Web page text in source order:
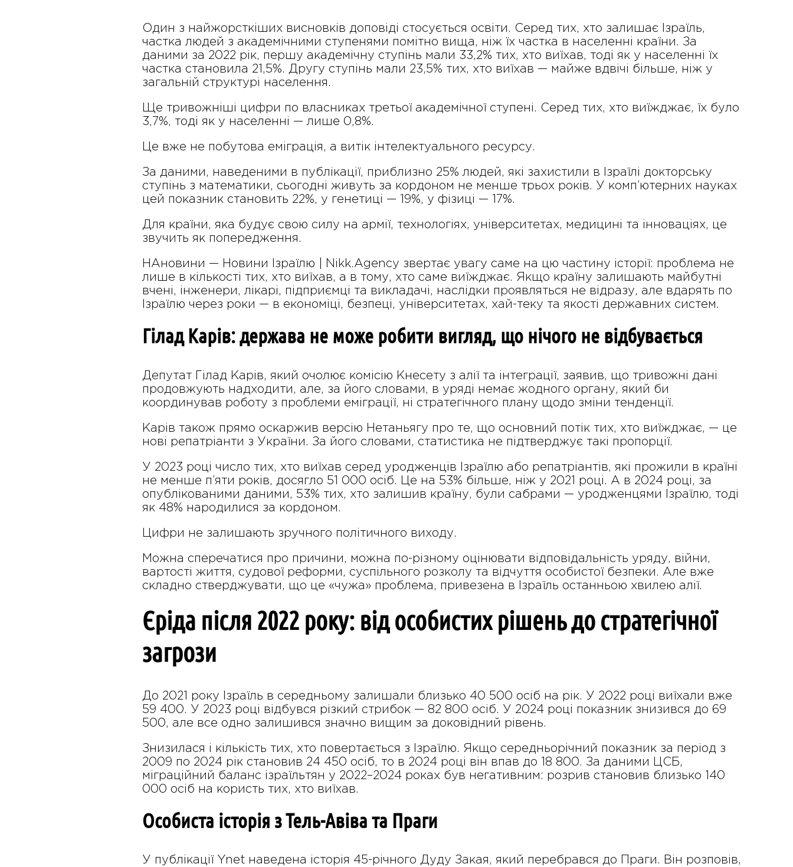
Один з найжорсткіших висновків доповіді стосується освіти. Серед тих, хто залишає Ізраїль,
частка людей з академічними ступенями помітно вища, ніж їх частка в населенні країни. За
даними за 2022 рік, першу академічну ступінь мали 33,2% тих, хто виїхав, тоді як у населенні їх
частка становила 21,5%. Другу ступінь мали 23,5% тих, хто виїхав — майже вдвічі більше, ніж у
загальній структурі населення.
Ще тривожніші цифри по власниках третьої академічної ступені. Серед тих, хто виїжджає, їх було
3,7%, тоді як у населенні — лише 0,8%.
Це вже не побутова еміграція, а витік інтелектуального ресурсу.
За даними, наведеними в публікації, приблизно 25% людей, які захистили в Ізраїлі докторську
ступінь з математики, сьогодні живуть за кордоном не менше трьох років. У комп’ютерних науках
цей показник становить 22%, у генетиці — 19%, у фізиці — 17%.
Для країни, яка будує свою силу на армії, технологіях, університетах, медицині та інноваціях, це
звучить як попередження.
НАновини — Новини Ізраїлю | Nikk.Agency звертає увагу саме на цю частину історії: проблема не
лише в кількості тих, хто виїхав, а в тому, хто саме виїжджає. Якщо країну залишають майбутні
вчені, інженери, лікарі, підприємці та викладачі, наслідки проявляться не відразу, але вдарять по
Ізраїлю через роки — в економіці, безпеці, університетах, хай-теку та якості державних систем.
Гілад Карів: держава не може робити вигляд, що нічого не відбувається
Депутат Гілад Карів, який очолює комісію Кнесету з алії та інтеграції, заявив, що тривожні дані
продовжують надходити, але, за його словами, в уряді немає жодного органу, який би
координував роботу з проблеми еміграції, ні стратегічного плану щодо зміни тенденції.
Карів також прямо оскаржив версію Нетаньягу про те, що основний потік тих, хто виїжджає, — це
нові репатріанти з України. За його словами, статистика не підтверджує такі пропорції.
У 2023 році число тих, хто виїхав серед уродженців Ізраїлю або репатріантів, які прожили в країні
не менше п’яти років, досягло 51 000 осіб. Це на 53% більше, ніж у 2021 році. А в 2024 році, за
опублікованими даними, 53% тих, хто залишив країну, були сабрами — уродженцями Ізраїлю, тоді
як 48% народилися за кордоном.
Цифри не залишають зручного політичного виходу.
Можна сперечатися про причини, можна по-різному оцінювати відповідальність уряду, війни,
вартості життя, судової реформи, суспільного розколу та відчуття особистої безпеки. Але вже
складно стверджувати, що це «чужа» проблема, привезена в Ізраїль останньою хвилею алії.
Єріда після 2022 року: від особистих рішень до стратегічної
загрози
До 2021 року Ізраїль в середньому залишали близько 40 500 осіб на рік. У 2022 році виїхали вже
59 400. У 2023 році відбувся різкий стрибок — 82 800 осіб. У 2024 році показник знизився до 69
500, але все одно залишився значно вищим за доковідний рівень.
Знизилася і кількість тих, хто повертається з Ізраїлю. Якщо середньорічний показник за період з
2009 по 2024 рік становив 24 450 осіб, то в 2024 році він впав до 18 800. За даними ЦСБ,
міграційний баланс ізраїльтян у 2022–2024 роках був негативним: розрив становив близько 140
000 осіб на користь тих, хто виїхав.
Особиста історія з Тель-Авіва та Праги
У публікації Ynet наведена історія 45-річного Дуду Закая, який перебрався до Праги. Він розповів,